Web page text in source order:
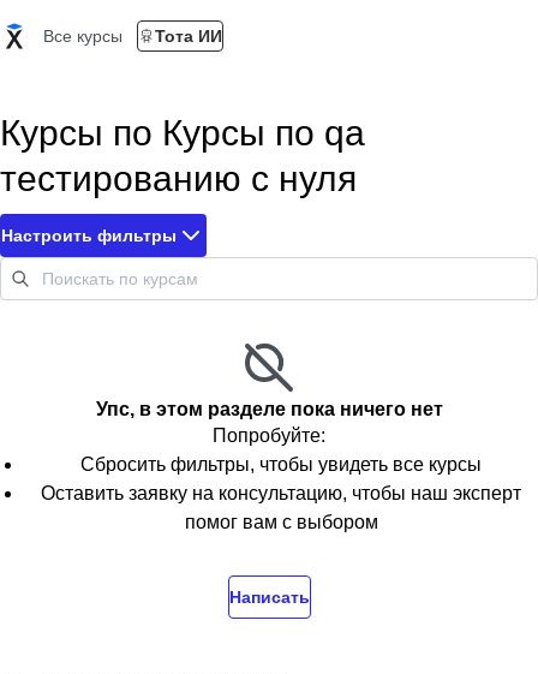
Все курсы Тота ИИ
Курсы по Курсы по qa
тестированию с нуля
Настроить фильтры
Упс, в этом разделе пока ничего нет
Попробуйте:
Сбросить фильтры, чтобы увидеть все курсы
Оставить заявку на консультацию, чтобы наш эксперт
помог вам с выбором
Написать